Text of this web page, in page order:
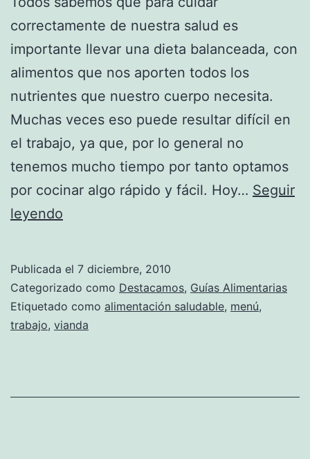
correctamente de nuestra salud es
importante llevar una dieta balanceada, con
alimentos que nos aporten todos los
nutrientes que nuestro cuerpo necesita.
Muchas veces eso puede resultar difícil en
el trabajo, ya que, por lo general no
tenemos mucho tiempo por tanto optamos
por cocinar algo rápido y fácil. Hoy… Seguir
leyendo
sano
en
el
Publicada el 7 diciembre, 2010
Categorizado como Destacamos, Guías Alimentarias
Etiquetado como alimentación saludable, menú,
trabajo, vianda